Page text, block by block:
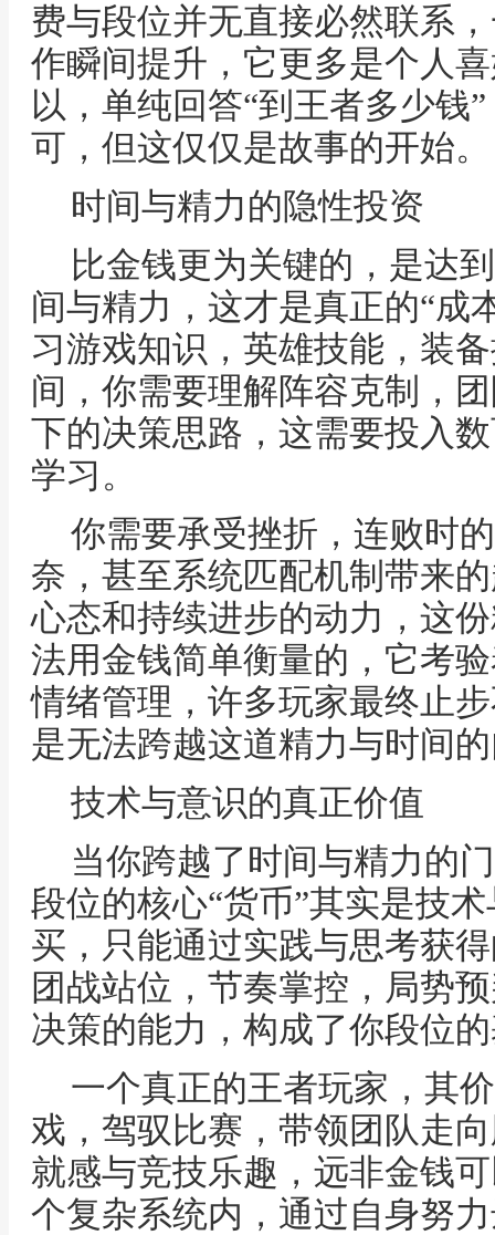
费与段位并无直接必然联系
作瞬间提升，它更多是个人
以，单纯回答“到王者多少钱
可，但这仅仅是故事的开始。
时间与精力的隐性投资
比金钱更为关键的，是达
间与精力，这才是真正的“成
习游戏知识，英雄技能，装
间，你需要理解阵容克制，
下的决策思路，这需要投入
学习。
你需要承受挫折，连败时
奈，甚至系统匹配机制带来
心态和持续进步的动力，这
法用金钱简单衡量的，它考
情绪管理，许多玩家最终止
是无法跨越这道精力与时间
技术与意识的真正价值
当你跨越了时间与精力的
段位的核心“货币”其实是技
买，只能通过实践与思考获
团战站位，节奏掌控，局势
决策的能力，构成了你段位
一个真正的王者玩家，其
戏，驾驭比赛，带领团队走
就感与竞技乐趣，远非金钱
个复杂系统内，通过自身努